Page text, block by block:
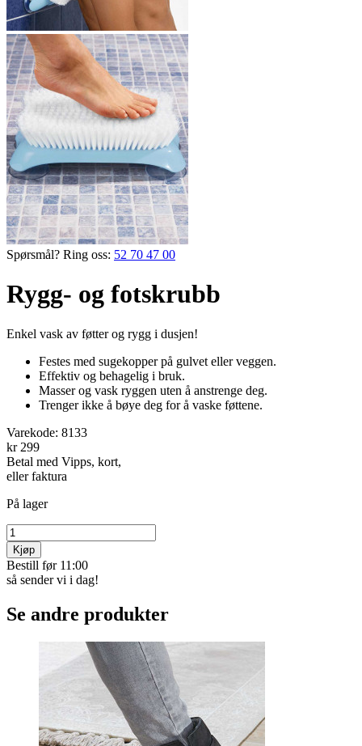
Spørsmål? Ring oss: 52 70 47 00
Rygg- og fotskrubb
Enkel vask av føtter og rygg i dusjen!
Festes med sugekopper på gulvet eller veggen.
Effektiv og beha­gelig i bruk.
Masser og vask ryggen uten å anstrenge deg.
Trenger ikke å bøye deg for å vaske ­føttene.
Varekode: 8133
kr 299
Betal med Vipps, kort,
eller faktura
På lager
Kjøp
Bestill før 11:00
så sender vi i dag!
Se andre produkter